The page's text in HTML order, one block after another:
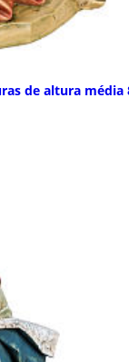
de altura média